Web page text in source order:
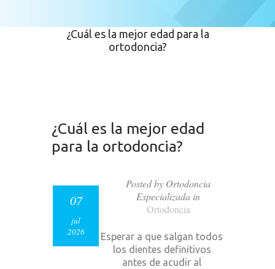
¿Cuál es la mejor edad para la
ortodoncia?
¿Cuál es la mejor edad
para la ortodoncia?
Posted by Ortodoncia
Especializada in
Ortodoncia
07
jul
2026
Esperar a que salgan todos
los dientes definitivos
antes de acudir al